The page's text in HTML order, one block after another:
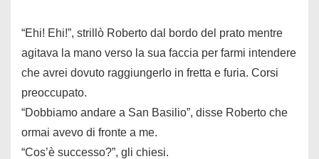
“Ehi! Ehi!”, strillò Roberto dal bordo del prato mentre
agitava la mano verso la sua faccia per farmi intendere
che avrei dovuto raggiungerlo in fretta e furia. Corsi
preoccupato.
“Dobbiamo andare a San Basilio”, disse Roberto che
ormai avevo di fronte a me.
“Cos’è successo?”, gli chiesi.